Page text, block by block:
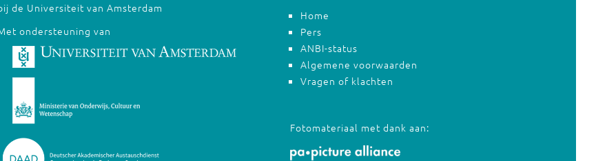
de Universiteit van Amsterdam
ondersteuning van
Home
Pers
ANBI-status
Algemene voorwaarden
Vragen of klachten
Fotomateriaal met dank aan: